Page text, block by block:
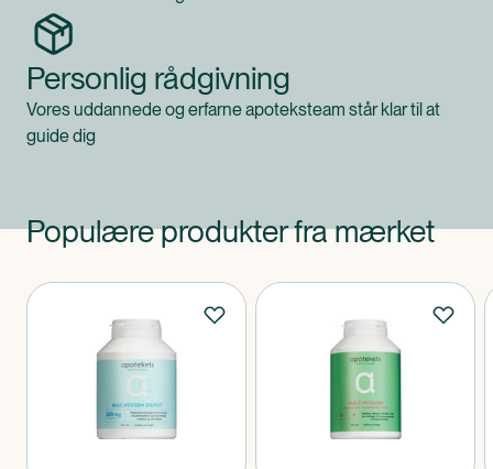
Personlig rådgivning
Vores uddannede og erfarne apoteksteam står klar til at
guide dig
Populære produkter fra mærket
Produkter